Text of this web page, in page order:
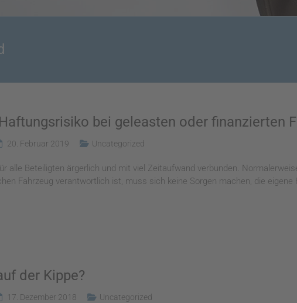
bei geleasten oder finanzierten
20. Februar 2019 Uncategorized
alle Beteiligten ärgerlich und mit viel Zeitaufwand verbunden.
Fahrzeug verantwortlich ist, muss sich keine Sorgen machen, die
der Kippe?
17. Dezember 2018 Uncategorized